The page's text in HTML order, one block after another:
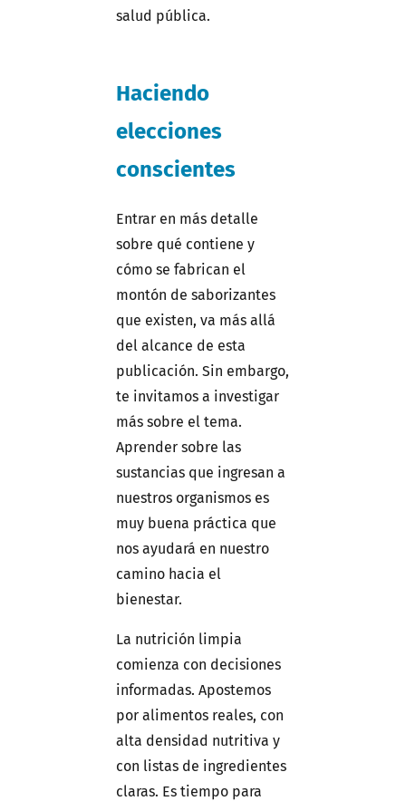
salud pública.
Haciendo
elecciones
conscientes
Entrar en más detalle
sobre qué contiene y
cómo se fabrican el
montón de saborizantes
que existen, va más allá
del alcance de esta
publicación. Sin embargo,
te invitamos a investigar
más sobre el tema.
Aprender sobre las
sustancias que ingresan a
nuestros organismos es
muy buena práctica que
nos ayudará en nuestro
camino hacia el
bienestar.
La nutrición limpia
comienza con decisiones
informadas. Apostemos
por alimentos reales, con
alta densidad nutritiva y
con listas de ingredientes
claras. Es tiempo para